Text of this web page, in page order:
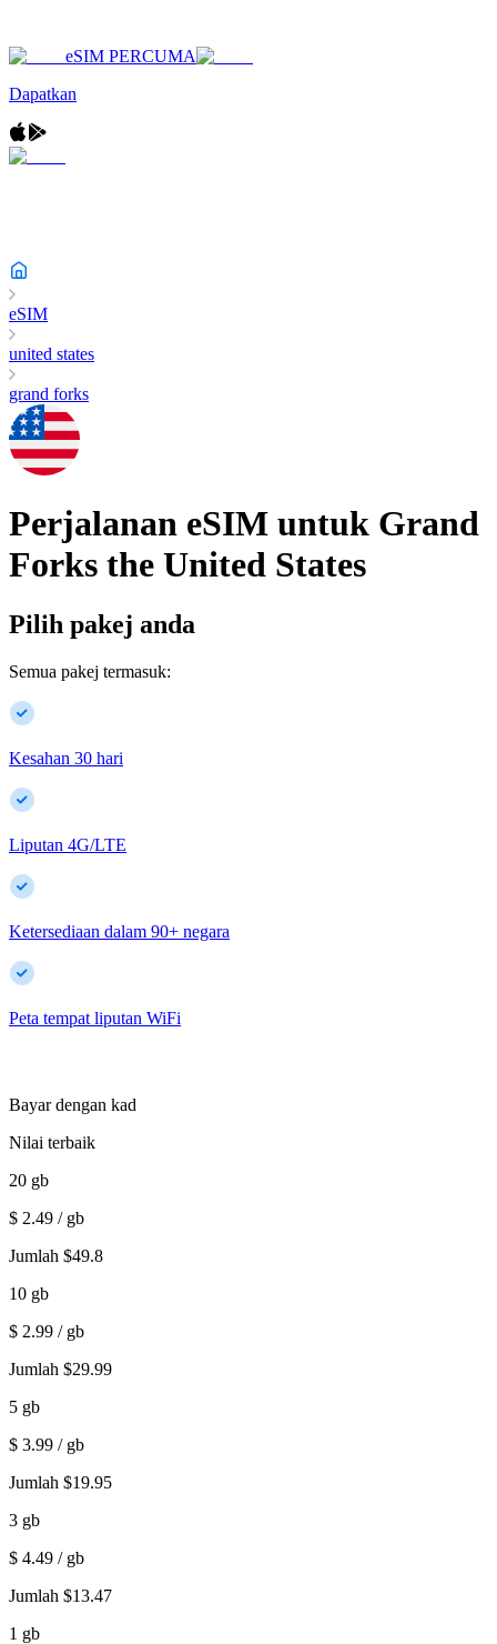
eSIM PERCUMA
Dapatkan
eSIM
united states
grand forks
Perjalanan eSIM untuk Grand
Forks the United States
Pilih pakej anda
Semua pakej termasuk:
Kesahan 30 hari
Liputan 4G/LTE
Ketersediaan dalam 90+ negara
Peta tempat liputan WiFi
Bayar dengan kad
Nilai terbaik
20 gb
$ 2.49 / gb
Jumlah $49.8
10 gb
$ 2.99 / gb
Jumlah $29.99
5 gb
$ 3.99 / gb
Jumlah $19.95
3 gb
$ 4.49 / gb
Jumlah $13.47
1 gb